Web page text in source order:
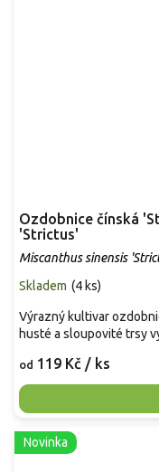
Ozdobnice čínská
'Strictus'
Miscanthus sinensis
Skladem (4 ks)
od 119 Kč / ks
Výrazný kultivar
husté a sloupovité trsy
Novinka